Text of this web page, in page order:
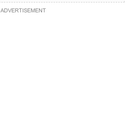
ADVERTISEMENT